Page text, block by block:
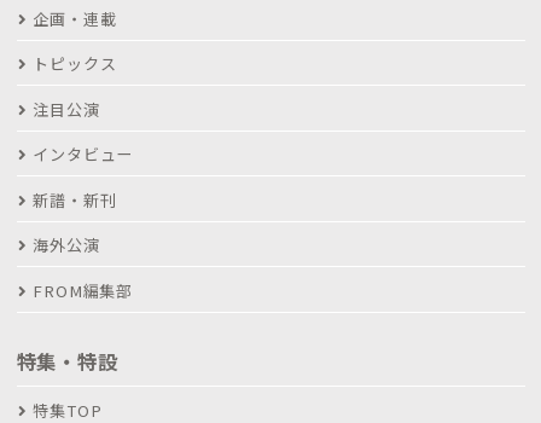
企画・連載
トピックス
注目公演
インタビュー
新譜・新刊
海外公演
FROM編集部
特集・特設
特集TOP